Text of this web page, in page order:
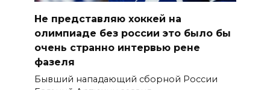
Не представляю хоккей на
олимпиаде без россии это было бы
очень странно интервью рене
фазеля
Бывший нападающий сборной России